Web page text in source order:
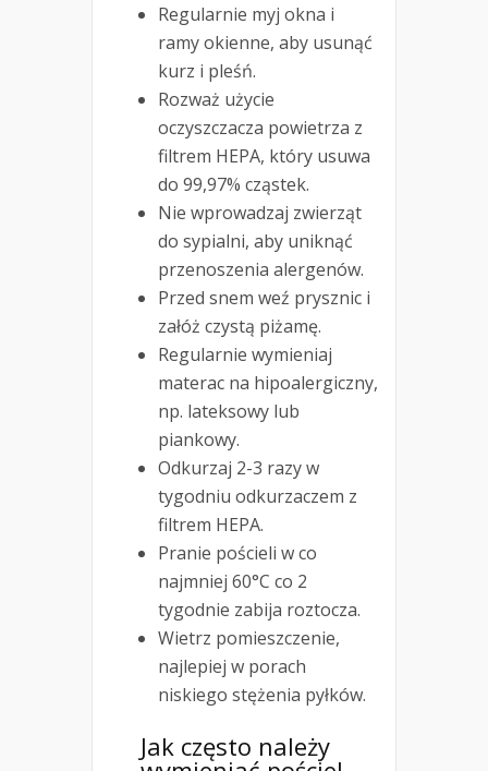
Regularnie myj okna i
ramy okienne, aby usunąć
kurz i pleśń.
Rozważ użycie
oczyszczacza powietrza z
filtrem HEPA, który usuwa
do 99,97% cząstek.
Nie wprowadzaj zwierząt
do sypialni, aby uniknąć
przenoszenia alergenów.
Przed snem weź prysznic i
załóż czystą piżamę.
Regularnie wymieniaj
materac na hipoalergiczny,
np. lateksowy lub
piankowy.
Odkurzaj 2-3 razy w
tygodniu odkurzaczem z
filtrem HEPA.
Pranie pościeli w co
najmniej 60°C co 2
tygodnie zabija roztocza.
Wietrz pomieszczenie,
najlepiej w porach
niskiego stężenia pyłków.
Jak często należy